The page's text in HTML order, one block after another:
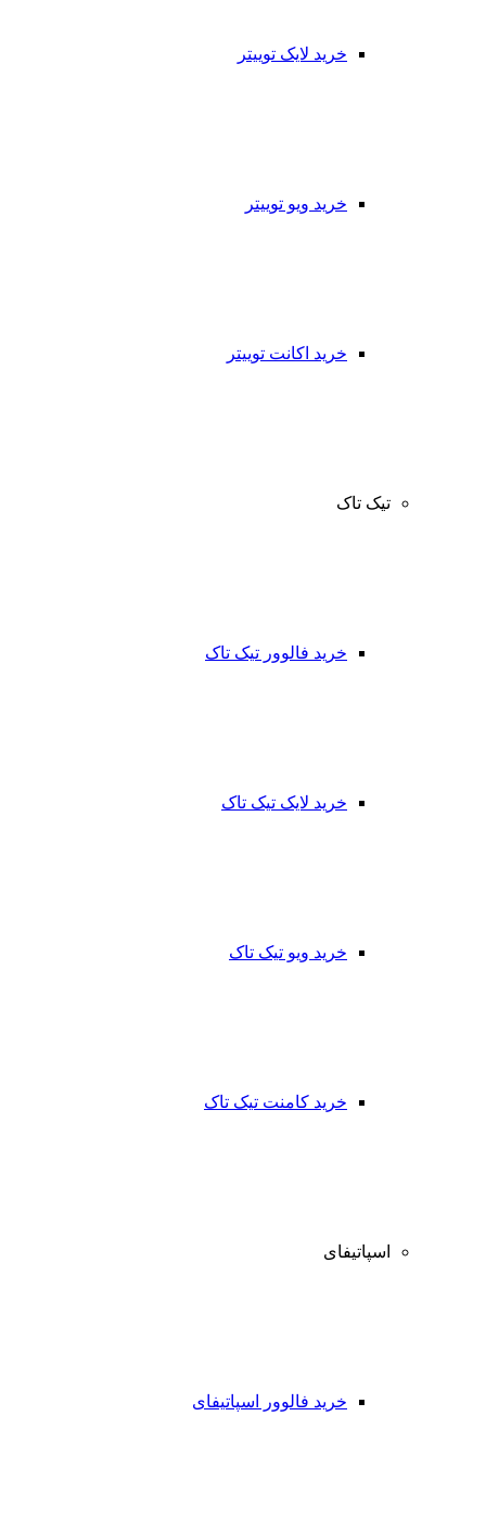
خرید لایک توییتر
خرید ویو توییتر
خرید اکانت توییتر
تیک تاک
خرید فالوور تیک تاک
خرید لایک تیک تاک
خرید ویو تیک تاک
خرید کامنت تیک تاک
اسپاتیفای
خرید فالوور اسپاتیفای